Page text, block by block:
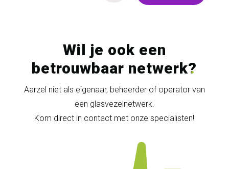
Wil je ook een
betrouwbaar netwerk?
Aarzel niet als eigenaar, beheerder of operator van
een glasvezelnetwerk.
Kom direct in contact met onze specialisten!